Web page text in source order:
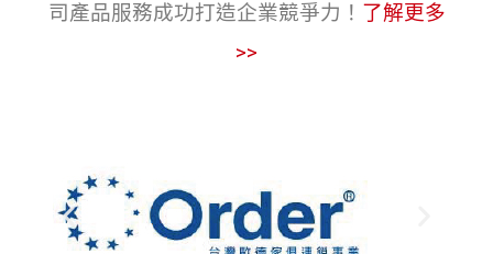
司產品服務成功打造企業競爭力！ 了解更多
>>